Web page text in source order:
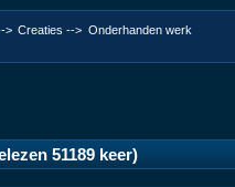
> Creaties --> Onderhanden werk
51189 keer)